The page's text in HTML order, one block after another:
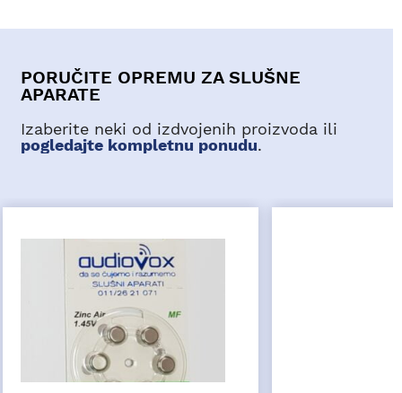
PORUČITE OPREMU ZA SLUŠNE
APARATE
Izaberite neki od izdvojenih proizvoda ili
pogledajte kompletnu ponudu.